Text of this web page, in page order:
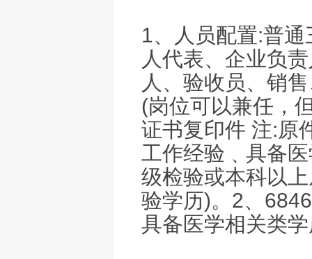
1、人员配置:普
人代表、企业负
人、验收员、销
(岗位可以兼任，
证书复印件 注:原
工作经验﹑具备
级检验或本科以
验学历)。2、
具备医学相关类